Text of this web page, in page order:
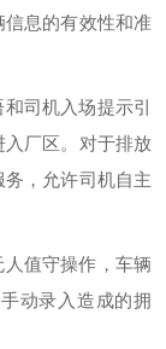
息的有效性和准
司机入场提示引
厂区。对于排放
，允许司机自主
值守操作，车辆
动录入造成的拥